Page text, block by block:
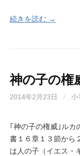
続きを読む →
神の子の権
2014年2月23日 / 小
｢神の子の権威｣ルカ
書１６章１３節から
は人の子（イエス・